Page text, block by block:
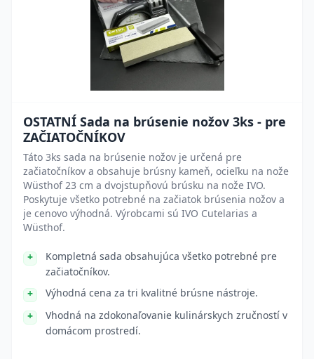
OSTATNÍ Sada na brúsenie nožov 3ks - pre
ZAČIATOČNÍKOV
Táto 3ks sada na brúsenie nožov je určená pre
začiatočníkov a obsahuje brúsny kameň, ocieľku na nože
Wüsthof 23 cm a dvojstupňovú brúsku na nože IVO.
Poskytuje všetko potrebné na začiatok brúsenia nožov a
je cenovo výhodná. Výrobcami sú IVO Cutelarias a
Wüsthof.
Kompletná sada obsahujúca všetko potrebné pre
začiatočníkov.
Výhodná cena za tri kvalitné brúsne nástroje.
Vhodná na zdokonaľovanie kulinárskych zručností v
domácom prostredí.